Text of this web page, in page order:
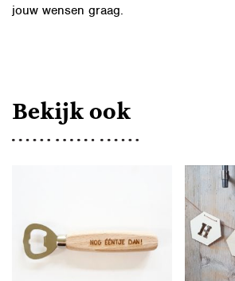
jouw wensen graag.
Bekijk ook